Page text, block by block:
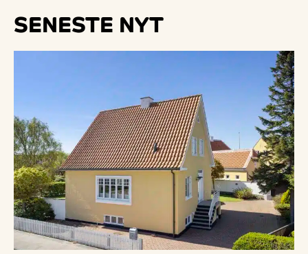
SENESTE NYT